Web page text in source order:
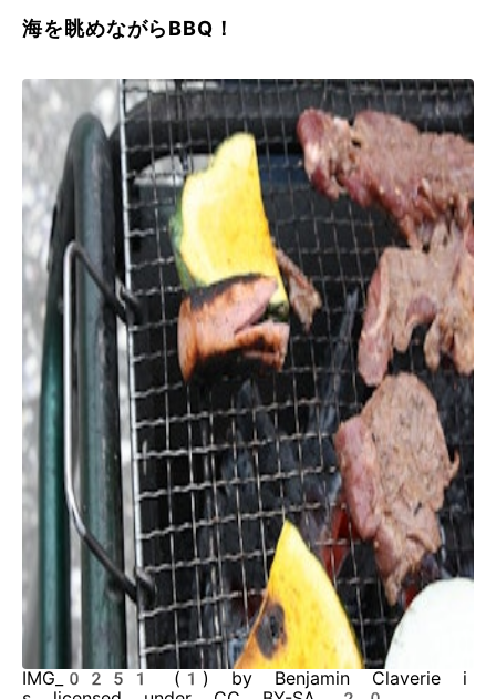
海を眺めながらBBQ！
IMG_0251 (1) by Benjamin Claverie i